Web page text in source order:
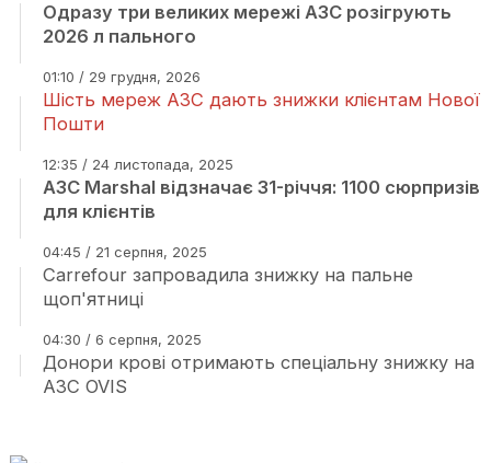
Одразу три великих мережі АЗС розігрують
2026 л пального
01:10 / 29 грудня, 2026
Шість мереж АЗС дають знижки клієнтам Нової
Пошти
12:35 / 24 листопада, 2025
АЗС Marshal відзначає 31-річчя: 1100 сюрпризів
для клієнтів
04:45 / 21 серпня, 2025
Carrefour запровадила знижку на пальне
щоп'ятниці
04:30 / 6 серпня, 2025
Донори крові отримають спеціальну знижку на
АЗС OVIS